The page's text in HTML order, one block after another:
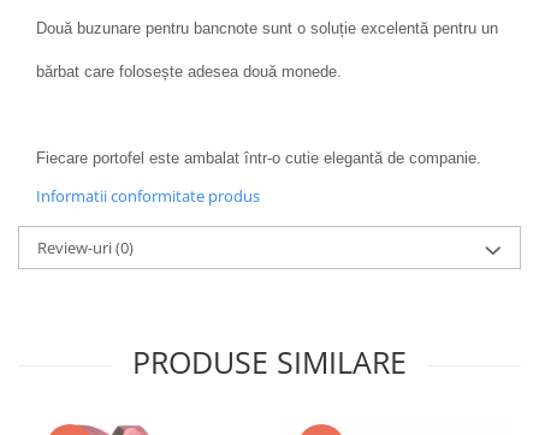
Două buzunare pentru bancnote sunt o soluție excelentă pentru un
bărbat care folosește adesea două monede.
Fiecare portofel este ambalat într-o cutie elegantă de companie.
Informatii conformitate produs
Review-uri(0)
PRODUSE SIMILARE